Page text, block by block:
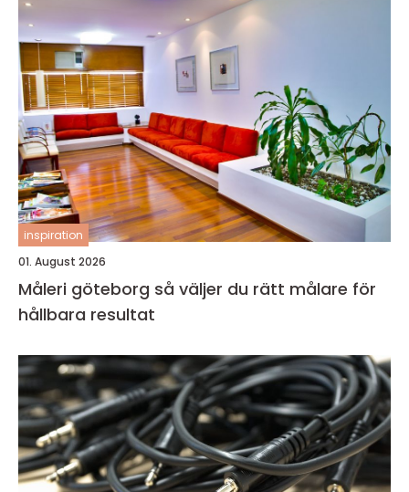
inspiration
01. August 2026
Måleri göteborg så väljer du rätt målare för
hållbara resultat